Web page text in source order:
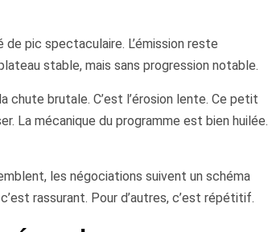
de pic spectaculaire. L’émission reste
stable, mais sans progression notable.
chute brutale. C’est l’érosion lente. Ce petit
La mécanique du programme est bien huilée.
les négociations suivent un schéma
rassurant. Pour d’autres, c’est répétitif.